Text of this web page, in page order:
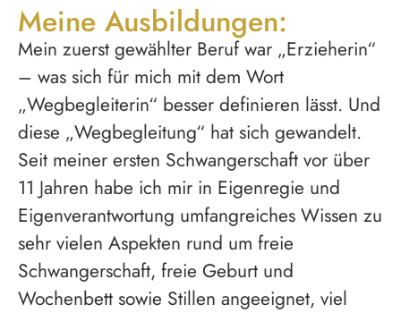
Meine Ausbildungen:
Mein zuerst gewählter Beruf war „Erzieherin“
– was sich für mich mit dem Wort
„Wegbegleiterin“ besser definieren lässt. Und
diese „Wegbegleitung“ hat sich gewandelt.
Seit meiner ersten Schwangerschaft vor über
11 Jahren habe ich mir in Eigenregie und
Eigenverantwortung umfangreiches Wissen zu
sehr vielen Aspekten rund um freie
Schwangerschaft, freie Geburt und
Wochenbett sowie Stillen angeeignet, viel